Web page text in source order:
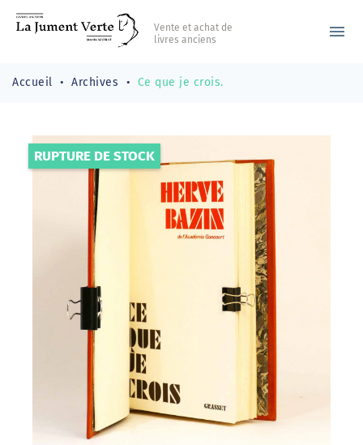
Vente et achat de
livres anciens
menu
Accueil Archives Ce que je crois.
RUPTURE DE STOCK